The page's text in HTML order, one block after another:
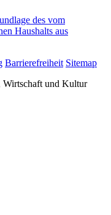
des vom
Haushalts aus
Barrierefreiheit Sitemap
und Kultur